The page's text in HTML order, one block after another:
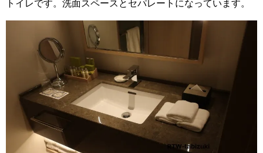
トイレです。洗面スペースとセパレートになっています。